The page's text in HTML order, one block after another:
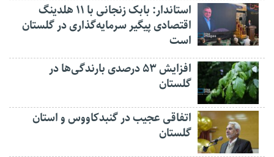
استاندار: بابک زنجانی با ۱۱ هلدینگ
اقتصادی پیگیر سرمایه‌گذاری در گلستان
است
افزایش ۵۳ درصدی بارندگی‌ها در
گلستان
اتفاقی عجیب در‌ گنبدکاووس و استان
گلستان